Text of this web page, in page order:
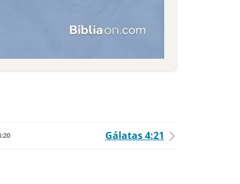
Gálatas 4:21